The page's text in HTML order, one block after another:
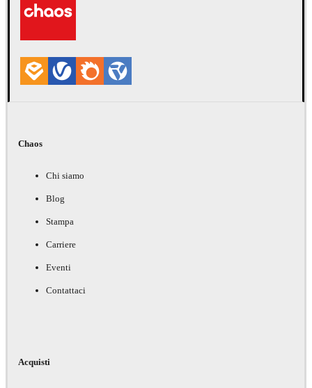
Chaos
Chi siamo
Blog
Stampa
Carriere
Eventi
Contattaci
Acquisti